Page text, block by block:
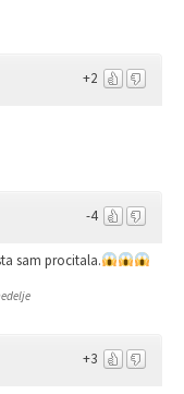
+2
-4
sam procitala.
+3